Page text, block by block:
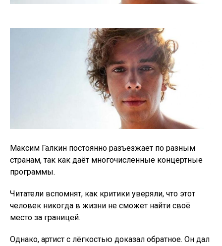
Максим Галкин постоянно разъезжает по разным
странам, так как даёт многочисленные концертные
программы.
Читатели вспомнят, как критики уверяли, что этот
человек никогда в жизни не сможет найти своё
место за границей.
Однако, артист с лёгкостью доказал обратнoе. Он дал